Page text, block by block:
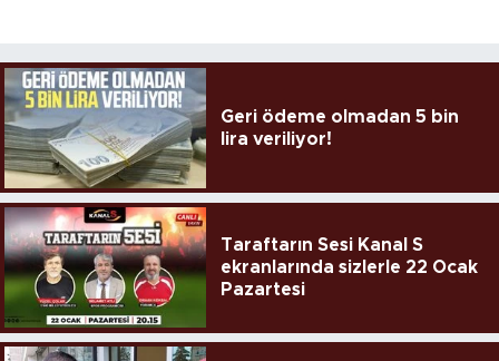
Geri ödeme olmadan 5 bin
lira veriliyor!
Taraftarın Sesi Kanal S
ekranlarında sizlerle 22 Ocak
Pazartesi